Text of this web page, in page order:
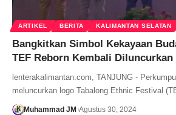
ARTIKEL BERITA KALIMANTAN SELATAN
Bangkitkan Simbol Kekayaan
TEF Reborn Kembali Diluncurkan
lenterakalimantan.com, TANJUNG -
meluncurkan logo Tabalong Ethnic Festival
Muhammad JM Agustus 30, 2024